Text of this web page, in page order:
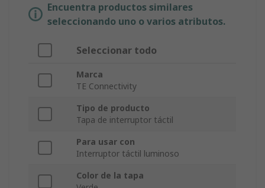
Encuentra productos similares
seleccionando uno o varios atributos.
Seleccionar todo
Marca
TE Connectivity
Tipo de producto
Tapa de interruptor táctil
Para usar con
Interruptor táctil luminoso
Color de la tapa